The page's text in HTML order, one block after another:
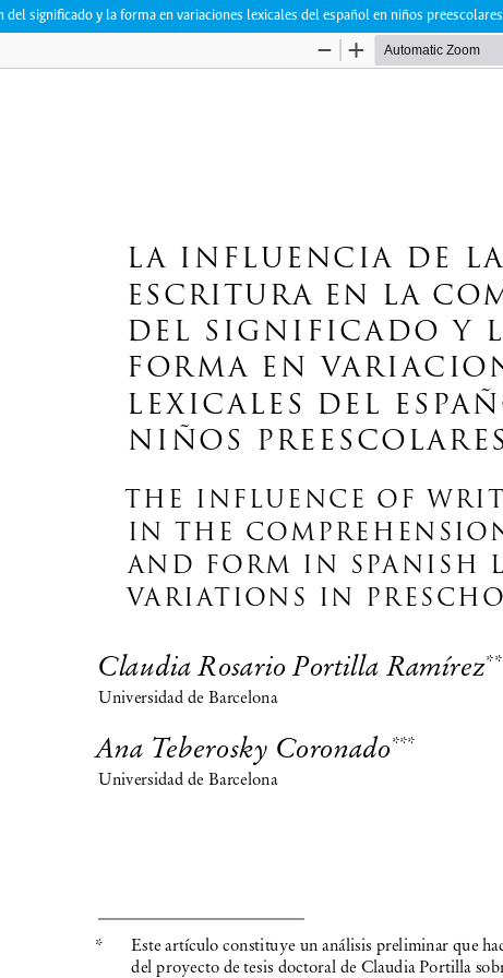
significado y la forma en variaciones lexicales del español en niños preescolares